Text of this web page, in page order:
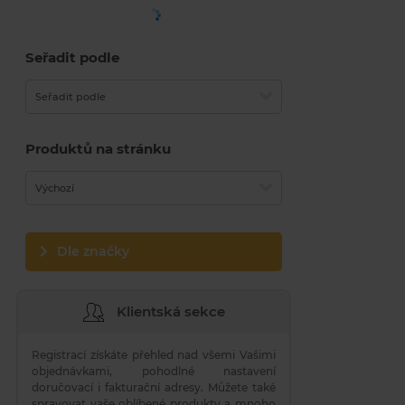
Seřadit podle
Seřadit podle
Produktů na stránku
Výchozí
Dle značky
Klientská sekce
Registrací získáte přehled nad všemi Vašimi
objednávkami, pohodlné nastavení
doručovací i fakturační adresy. Můžete také